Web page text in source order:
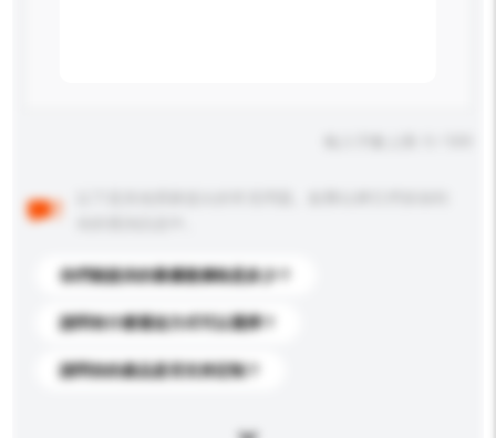
你們能提供的最優惠價格是多少？
請問有什麼運送方式可以選擇？
請問你的產品是否支持定制？